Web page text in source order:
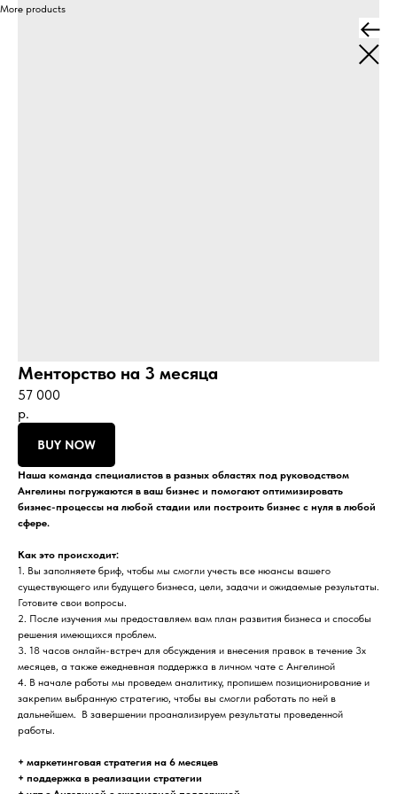
More products
Менторство на 3 месяца
57 000
р.
BUY NOW
Наша команда специалистов в разных областях под руководством
Ангелины погружаются в ваш бизнес и помогают оптимизировать
бизнес-процессы на любой стадии или построить бизнес с нуля в любой
сфере.
Как это происходит:
1. Вы заполняете бриф, чтобы мы смогли учесть все нюансы вашего
существующего или будущего бизнеса, цели, задачи и ожидаемые результаты.
Готовите свои вопросы.
2. После изучения мы предоставляем вам план развития бизнеса и способы
решения имеющихся проблем.
3. 18 часов онлайн-встреч для обсуждения и внесения правок в течение 3х
месяцев, а также ежедневная поддержка в личном чате с Ангелиной
4. В начале работы мы проведем аналитику, пропишем позиционирование и
закрепим выбранную стратегию, чтобы вы смогли работать по ней в
дальнейшем. В завершении проанализируем результаты проведенной
работы.
+ маркетинговая стратегия на 6 месяцев
+ поддержка в реализации стратегии